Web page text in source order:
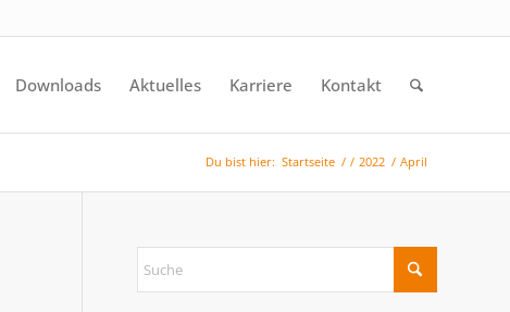
Downloads Aktuelles Karriere Kontakt
Du bist hier: Startseite / / 2022 / April